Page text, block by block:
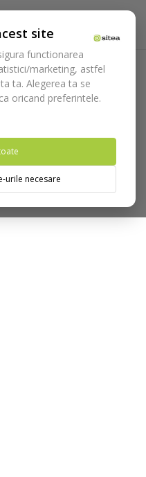
site
functionarea
marketing, astfel
ta. Alegerea ta se
oricand preferintele.
urile necesare
parodontologie si
Scalers Jaquette cod
care accesati website-ul